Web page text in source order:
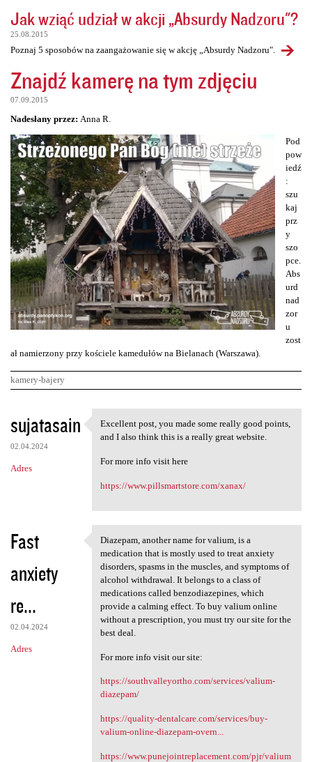
Jak wziąć udział w akcji „Absurdy Nadzoru"?
25.08.2015
Poznaj 5 sposobów na zaangażowanie się w akcję „Absurdy Nadzoru".
Znajdź kamerę na tym zdjęciu
07.09.2015
Nadesłany przez: Anna R.
Pod
pow
iedź
:
szu
kaj
prz
y
szo
pce.
Abs
urd
nad
zor
u
zost
ał namierzony przy kościele kamedułów na Bielanach (Warszawa).
kamery-bajery
K
o
m
e
a
r
z
sujatasain
02.04.2024
Adres
Excellent post, you made some
Excellent post, you made some really good points,
and I also think this is a really great website.
For more info visit here
https://www.pillsmartstore.com/xanax/
Fast
anxiety
re...
02.04.2024
Adres
Diazepam, another name for
Diazepam, another name for valium, is a
medication that is mostly used to treat anxiety
disorders, spasms in the muscles, and symptoms of
alcohol withdrawal. It belongs to a class of
medications called benzodiazepines, which
provide a calming effect. To buy valium online
without a prescription, you must try our site for the
best deal.
For more info visit our site:
https://southvalleyortho.com/services/valium-
diazepam/
https://quality-dentalcare.com/services/buy-
valium-online-diazepam-overn...
https://www.punejointreplacement.com/pjr/valium